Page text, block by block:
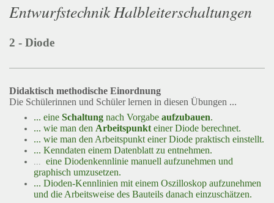
Entwurfstechnik Halbleiterschaltungen
2 - Diode
Didaktisch methodische Einordnung
Die Schülerinnen und Schüler lernen in diesen Übungen ...
... eine Schaltung nach Vorgabe aufzubauen.
... wie man den Arbeitspunkt einer Diode berechnet.
... wie man den Arbeitspunkt einer Diode praktisch einstellt.
... Kenndaten einem Datenblatt zu entnehmen.
eine Diodenkennlinie manuell aufzunehmen und
graphisch umzusetzen.
... Dioden-Kennlinien mit einem Oszilloskop aufzunehmen
und die Arbeitsweise des Bauteils danach einzuschätzen.